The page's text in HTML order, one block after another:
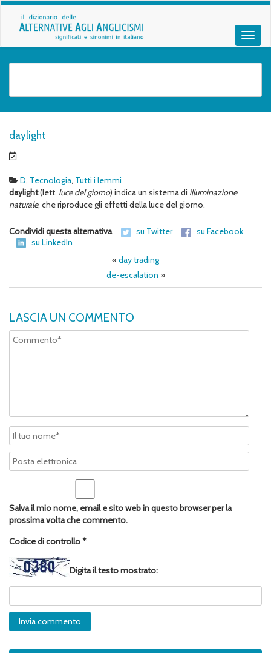
daylight
D, Tecnologia, Tutti i lemmi
daylight(lett. luce del giorno) indica un sistema di illuminazione
naturale, che riproduce gli effetti della luce del giorno.
Condividi questa alternativa su Twitter
su Facebook
su LinkedIn
«day trading
de-escalation »
LASCIA UN COMMENTO
Salva il mio nome, email e sito web in questo browser per la
prossima volta che commento.
Codice di controllo*
Digita il testo mostrato: